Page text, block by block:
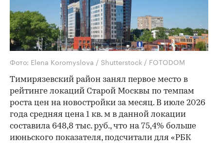
Фото: Elena Koromyslova / Shutterstock / FOTODOM
Тимирязевский район занял первое место в
рейтинге локаций Старой Москвы по темпам
роста цен на новостройки за месяц. В июле 2026
года средняя цена 1 кв. м в данной локации
составила 648,8 тыс. руб., что на 75,4% больше
июньского показателя, подсчитали для «РБК